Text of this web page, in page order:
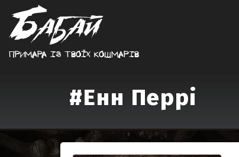
Примара iз твоїх кошмарiв
#Енн Перрі